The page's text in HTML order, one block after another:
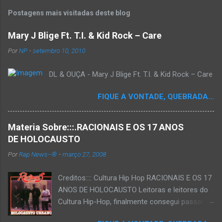
Postagens mais visitadas deste blog
Mary J Blige Ft. T.I. & Kid Rock – Care
PorNP -setembro 10, 2010
DL & OUÇA - Mary J Blige Ft. T.I. & Kid Rock – Care
FIQUE A VONTADE, QUEBRADA...
Materia Sobre:::.RACIONAIS E OS 17 ANOS
DE HOLOCAUSTO
PorRap News--® -março 27, 2008
Creditos:::: Cultura Hip Hop RACIONAIS E OS 17
ANOS DE HOLOCAUSTO Leitoras e leitores do
Cultura Hip-Hop, finalmente consegui passar